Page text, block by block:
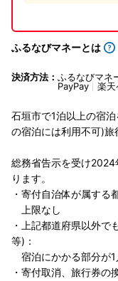
ふるなびマネーとは
決済方法： ふるなびマネ
PayPay
楽天
石垣市で1泊以上の宿
の宿泊には利用不可)旅
総務省告示を受け2024
ります。
・寄付自治体が属する
上限なし
・上記都道府県以外で
等)：
宿泊にかかる部分が
・寄付取消、旅行券の